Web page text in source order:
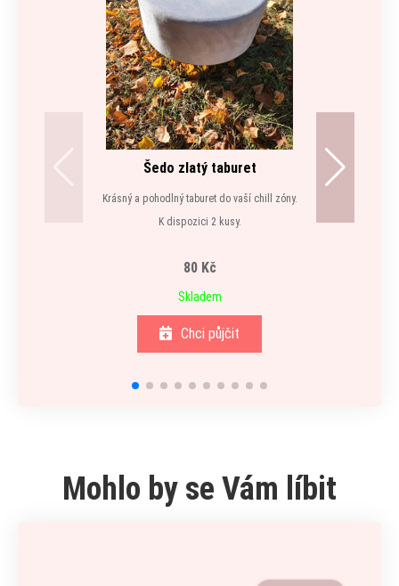
Šedo zlatý taburet
Krásný a pohodlný taburet do vaší chill zóny.
K dispozici 2 kusy.
80 Kč
Skladem
Chci půjčit
Mohlo by se Vám líbit